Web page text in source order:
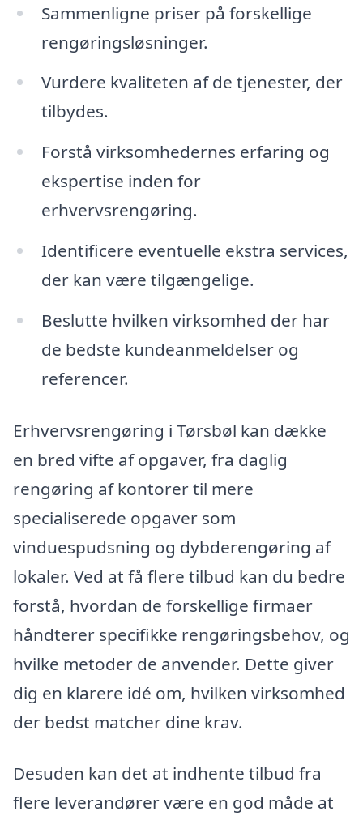
Sammenligne priser på forskellige
rengøringsløsninger.
Vurdere kvaliteten af de tjenester, der
tilbydes.
Forstå virksomhedernes erfaring og
ekspertise inden for
erhvervsrengøring.
Identificere eventuelle ekstra services,
der kan være tilgængelige.
Beslutte hvilken virksomhed der har
de bedste kundeanmeldelser og
referencer.
Erhvervsrengøring i Tørsbøl kan dække
en bred vifte af opgaver, fra daglig
rengøring af kontorer til mere
specialiserede opgaver som
vinduespudsning og dybderengøring af
lokaler. Ved at få flere tilbud kan du bedre
forstå, hvordan de forskellige firmaer
håndterer specifikke rengøringsbehov, og
hvilke metoder de anvender. Dette giver
dig en klarere idé om, hvilken virksomhed
der bedst matcher dine krav.
Desuden kan det at indhente tilbud fra
flere leverandører være en god måde at